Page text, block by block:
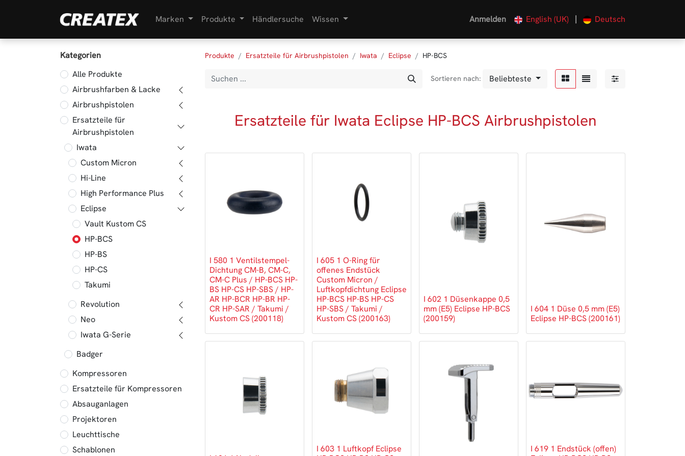
Marken Produkte Händlersuche Wissen Anmelden English (UK) | Deutsch
Kategorien
Alle Produkte
Airbrushfarben & Lacke
Airbrushpistolen
Ersatzteile für
Airbrushpistolen
Iwata
Custom Micron
Hi-Line
High Performance Plus
Eclipse
Vault Kustom CS
HP-BCS
HP-BS
HP-CS
Takumi
Revolution
Neo
Iwata G-Serie
Badger
Kompressoren
Ersatzteile für Kompressoren
Absauganlagen
Projektoren
Leuchttische
Schablonen
Produkte Ersatzteile für Airbrushpistolen Iwata Eclipse HP-BCS
Sortieren nach: Beliebteste
Ersatzteile für Iwata Eclipse HP-BCS Airbrushpistolen
I 580 1 Ventilstempel-
Dichtung CM-B, CM-C,
CM-C Plus / HP-BCS HP-
BS HP-CS HP-SBS / HP-
AR HP-BCR HP-BR HP-
CR HP-SAR / Takumi /
Kustom CS (200118)
I 605 1 O-Ring für
offenes Endstück
Custom Micron /
Luftkopfdichtung Eclipse
HP-BCS HP-BS HP-CS
HP-SBS / Takumi /
Kustom CS (200163)
I 602 1 Düsenkappe 0,5
mm (E5) Eclipse HP-BCS
(200159)
I 604 1 Düse 0,5 mm (E5)
Eclipse HP-BCS (200161)
I 603 1 Luftkopf Eclipse
I 619 1 Endstück (offen)